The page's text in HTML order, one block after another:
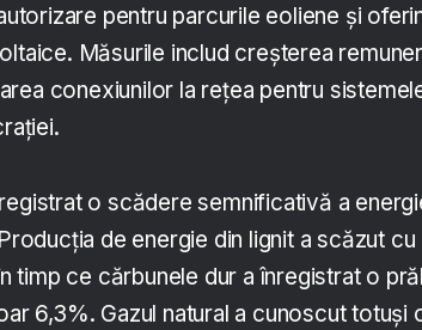
pentru parcurile eoliene și
Măsurile includ creșterea
conexiunilor la rețea pentru
o scădere semnificativă a
de energie din lignit a scăzut cu
timp ce cărbunele dur a înregistrat o
6,3%. Gazul natural a cunoscut